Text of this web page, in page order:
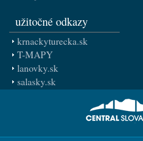
užitočné odkazy
krnackyturecka.sk
T-MAPY
lanovky.sk
salasky.sk